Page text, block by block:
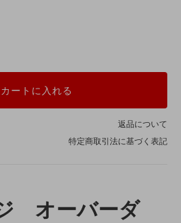
カートに入れる
返品について
特定商取引法に基づく表記
オーバーダ